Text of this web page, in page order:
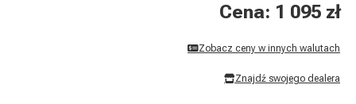
Cena: 1 095 zł
Zobacz ceny w innych walutach
Znajdź swojego dealera